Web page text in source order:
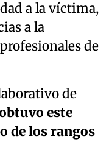
a la víctima,
a la
de
de
este
de los rangos